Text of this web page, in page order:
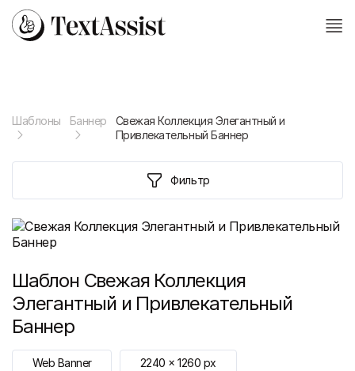
Шаблоны Баннер
Свежая Коллекция Элегантный и
Привлекательный Баннер
Фильтр
Шаблон Свежая Коллекция
Элегантный и Привлекательный
Баннер
Web Banner 2240 x1260 px